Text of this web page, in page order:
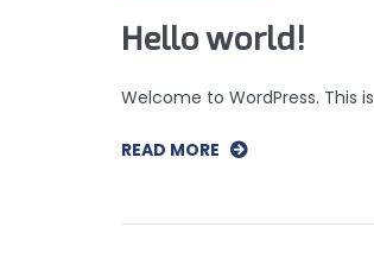
Hello world!
Welcome to WordPress. This
READ MORE